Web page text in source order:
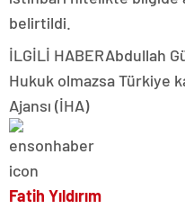
belirtildi.
İLGİLİ HABERAbdullah
Hukuk olmazsa Türkiye
Ajansı (İHA)
Fatih Yıldırım